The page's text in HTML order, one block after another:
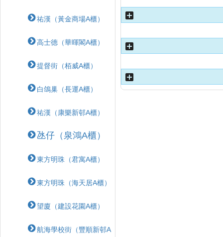
祐漢（黃金商場A櫃）
高士德（華暉閣A櫃）
提督街（栢威A櫃）
白鴿巢（長運A櫃）
祐漢（康樂新邨A櫃）
氹仔（泉鴻A櫃）
東方明珠（君寓A櫃）
東方明珠（海天居A櫃）
望廈（建設花園A櫃）
航海學校街（豐順新邨A